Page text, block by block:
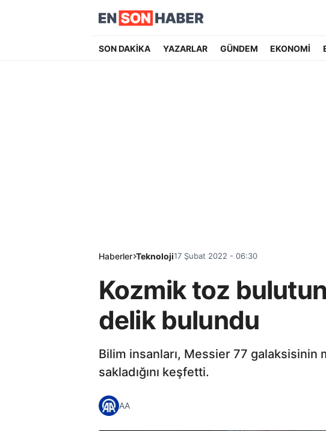
SON DAKİKA YAZARLAR GÜNDEM EKONOMİ
Haberler Teknoloji17 Şubat 2022 - 06:30
Kozmik toz
delik bulundu
Bilim insanları, Messier 77
sakladığını keşfetti.
AA